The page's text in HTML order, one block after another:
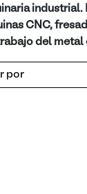
industrial.
CNC,
del
por